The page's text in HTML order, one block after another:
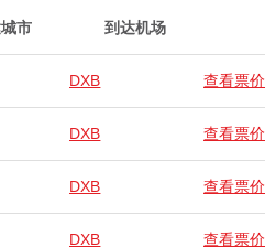
市 到达机场
DXB 查看票价
DXB 查看票价
DXB 查看票价
DXB 查看票价